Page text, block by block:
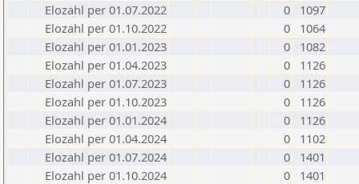
Elozahl per 01.07.2022
0
1097
Elozahl per 01.10.2022
0
1064
Elozahl per 01.01.2023
0
1082
Elozahl per 01.04.2023
0
1126
Elozahl per 01.07.2023
0
1126
Elozahl per 01.10.2023
0
1126
Elozahl per 01.01.2024
0
1126
Elozahl per 01.04.2024
0
1102
Elozahl per 01.07.2024
0
1401
Elozahl per 01.10.2024
0
1401